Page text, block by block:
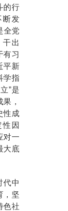
的行
断发
全党
出
有习
平新
学指
”是
，
性成
因
对一
大底
代中
，坚
色社